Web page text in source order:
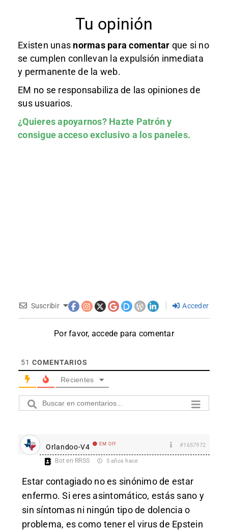
Tu opinión
Existen unas normas para comentar que si no
se cumplen conllevan la expulsión inmediata
y permanente de la web.
EM no se responsabiliza de las opiniones de
sus usuarios.
¿Quieres apoyarnos? Hazte Patróny
consigue acceso exclusivo a los paneles.
Suscribir Acceder
Por favor, accede para comentar
51 COMENTARIOS
Recientes
Orlandoo-V4 EM Off #1657972
Bot en RRSS 5 años hace
Estar contagiado no es sinónimo de estar
enfermo. Si eres asintomático, estás sano y
sin síntomas ni ningún tipo de dolencia o
problema, es como tener el virus de Epstein